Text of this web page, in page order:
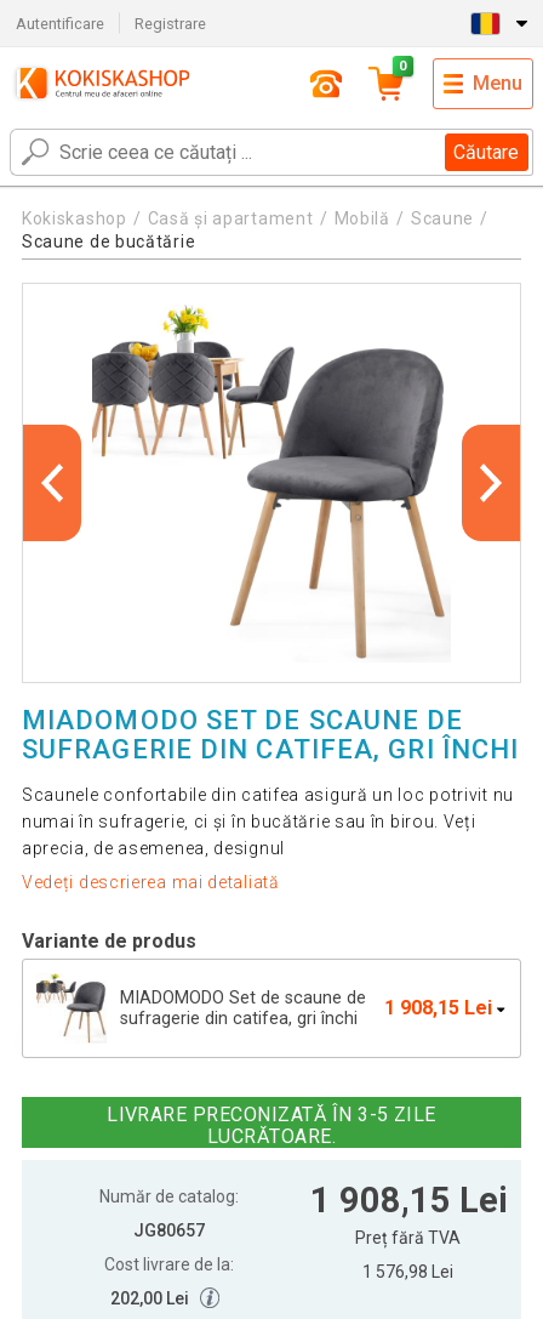
Autentificare Registrare
Căutare
0
Menu
Kokiskashop Casă și apartament Mobilă
Scaune
Scaune de bucătărie
MIADOMODO SET DE SCAUNE DE
SUFRAGERIE DIN CATIFEA, GRI ÎNCHI
Scaunele confortabile din catifea asigură un loc potrivit nu
numai în sufragerie, ci și în bucătărie sau în birou. Veți
aprecia, de asemenea, designul
Vedeți descrierea mai detaliată
Variante de produs
MIADOMODO Set de scaune de
sufragerie din catifea, gri închi
1 908,15 Lei
picioare lemn fag, 80x50
1 568,99 Lei
LIVRARE PRECONIZATĂ ÎN 3-5 ZILE
LUCRĂTOARE.
Număr de catalog:
JG80657
Cost livrare de la:
202,00 Lei
1 908,15 Lei
Preț fără TVA
1 576,98 Lei